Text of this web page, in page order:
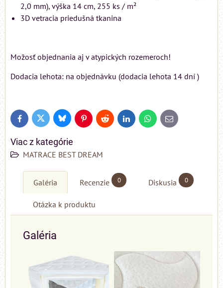
2,0 mm), výška 14 cm, 255 ks / m²
3D vetracia priedušná tkanina
Možosť objednania aj v atypických rozemeroch!
Dodacia lehota: na objednávku (dodacia lehota 14 dní )
FacebookTwitter BlueskyPinterestReddit LinkedInWhatsApp
E-
mail
Viac z kategórie
MATRACE BEST DREAM
Galéria Recenzie 0 Diskusia 0
Otázka k produktu
Galéria